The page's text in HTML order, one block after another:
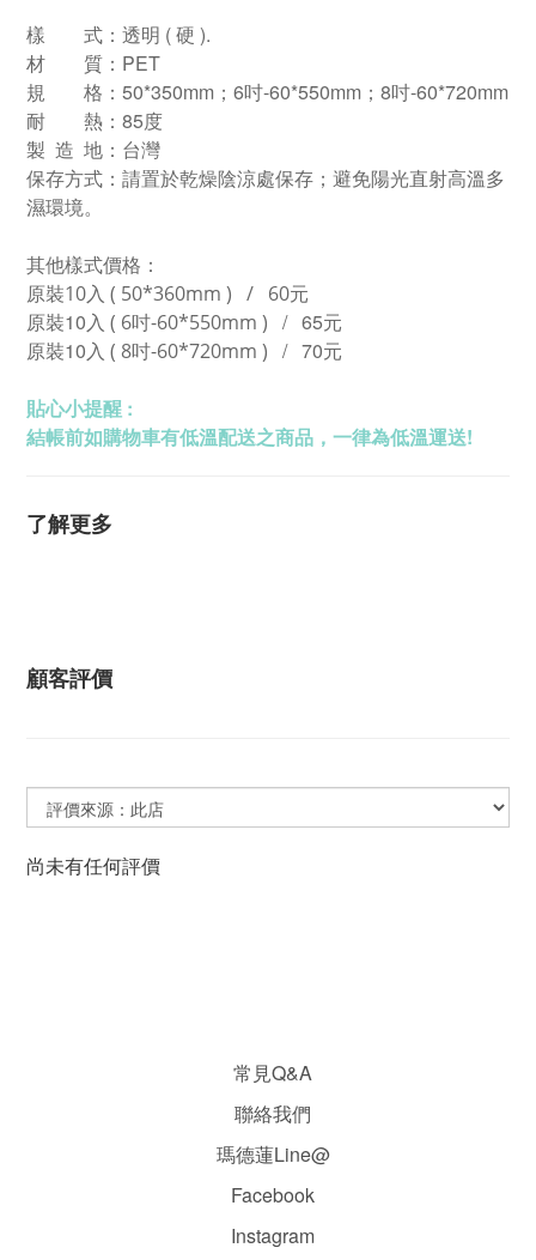
樣 式：透明 ( 硬 ).
材 質：PET
規 格：50*350mm；6吋-60*550mm；8吋-60*720mm
耐 熱：85度
製 造 地：台灣
保存方式：請置於乾燥陰涼處保存；避免陽光直射高溫多
濕環境。
其他樣式價格：
原裝10入 ( 50*360mm ) / 60元
原裝10入 ( 6吋-60*550mm ) / 65元
原裝10入 ( 8吋-60*720mm ) / 70元
貼心小提醒 :
結帳前如購物車有低溫配送之商品，一律為低溫運送!
了解更多
顧客評價
尚未有任何評價
常見Q&A
聯絡我們
瑪德蓮Line@
Facebook
Instagram